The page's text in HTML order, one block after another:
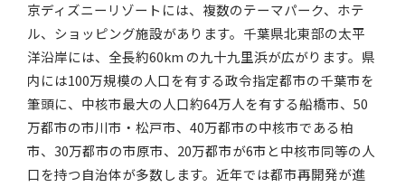
京ディズニーリゾートには、複数のテーマパーク、ホテ
ル、ショッピング施設があります。千葉県北東部の太平
洋沿岸には、全長約60km の九十九里浜が広がります。県
内には100万規模の人口を有する政令指定都市の千葉市を
筆頭に、中核市最大の人口約64万人を有する船橋市、50
万都市の市川市・松戸市、40万都市の中核市である柏
市、30万都市の市原市、20万都市が6市と中核市同等の人
口を持つ自治体が多数します。近年では都市再開発が進